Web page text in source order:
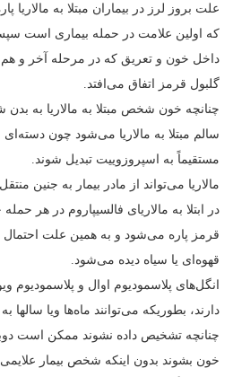
علت بروز لرز در بیماران مبتلا به
که اولین علامت در حمله بیماری است
داخل خون و تعریق که در مرحله آخر و
گلبول قرمز اتفاق می‌افتد.
چنانچه خون شخص مبتلا به مالاریا به
سالم مبتلا به مالاریا می‌شود چون
مستقیماً به اسپروزوییت تبدیل شوند.
مالاریا می‌تواند از مادر بیمار به جنین
قرمز پاره می‌شود و به همین علت احتمال
قهوه‌ای یا سیاه دیده می‌شود.
انگل‌های پلاسمودیوم اوال و پلاسمودیوم
دارند، بطوریکه می‌توانند ماه‌ها ویا سالها
چنانچه تشخیص داده نشوند ممکن است
خون بشوند بدون اینکه شخص بیمار